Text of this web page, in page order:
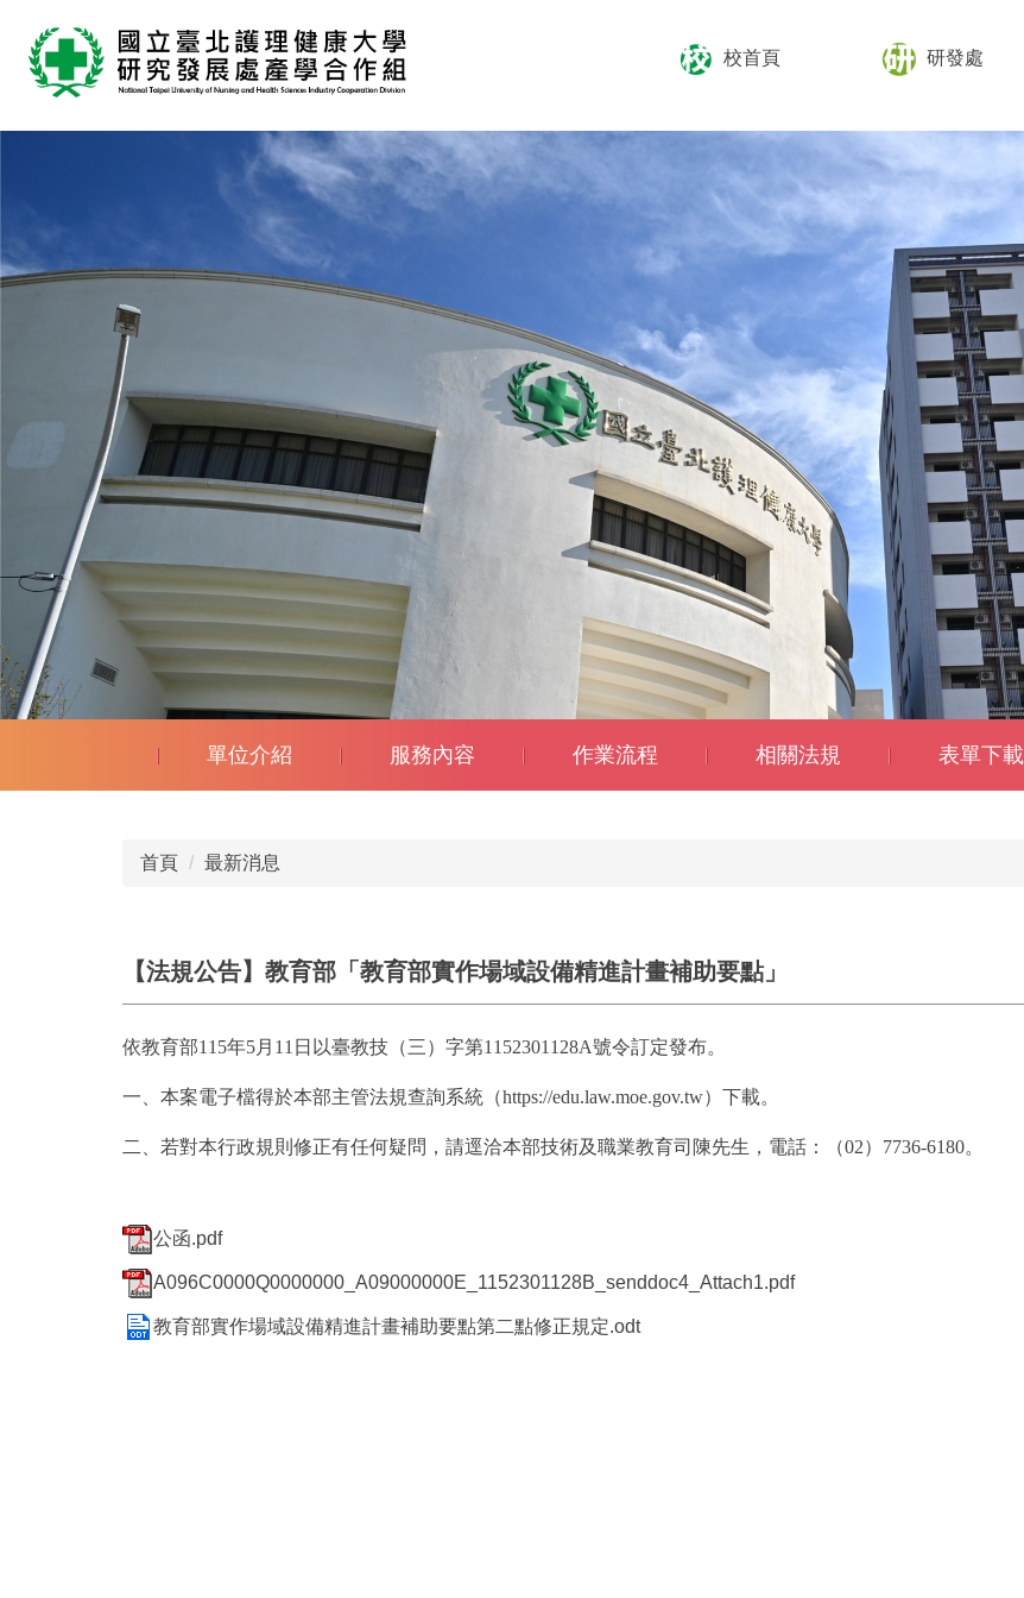
內
校首頁 研發處
單位介紹 服務內容 作業流程 相關法規 表單下載
首頁 最新消息
【法規公告】教育部「教育部實作場域設備精進計畫補助要點」
依教育部115年5月11日以臺教技（三）字第1152301128A號令訂定發布。
一、本案電子檔得於本部主管法規查詢系統（https://edu.law.moe.gov.tw）下載。
二、若對本行政規則修正有任何疑問，請逕洽本部技術及職業教育司陳先生，電話：（02）7736-6180。
公函.pdf
A096C0000Q0000000_A09000000E_1152301128B_senddoc4_Attach1.pdf
教育部實作場域設備精進計畫補助要點第二點修正規定.odt